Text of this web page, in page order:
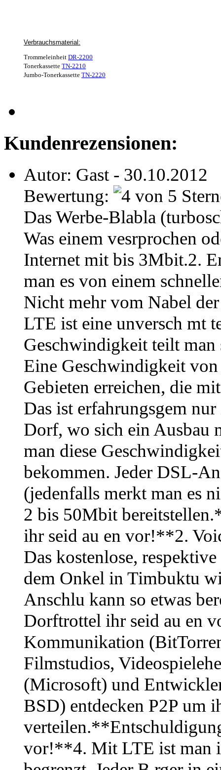
Verbrauchsmaterial:
Trommeleinheit DR-2200
Tonerkassette TN-2210
Jumbo-Tonerkassette TN-2220
Kundenrezensionen:
Autor: Gast - 30.10.2012
Bewertung:
Das Werbe-Blabla
Was einem vesrprochen
Internet mit bis 3Mbit.2.
man es von einem
Nicht mehr vom Nabel
LTE ist eine unversch mt
Geschwindigkeit teilt
Eine Geschwindigkeit
Gebieten erreichen, die
Das ist erfahrungsgem
Dorf, wo sich ein Ausbau
man diese
bekommen. Jeder DSL-
(jedenfalls merkt man es
2 bis 50Mbit
ihr seid au en vor!**2.
Das kostenlose,
dem Onkel in Timbuktu
Anschlu kann so etwas
Dorftrottel ihr seid au en
Kommunikation
Filmstudios,
(Microsoft) und
BSD) entdecken P2P um
vor!**4. Mit LTE ist man